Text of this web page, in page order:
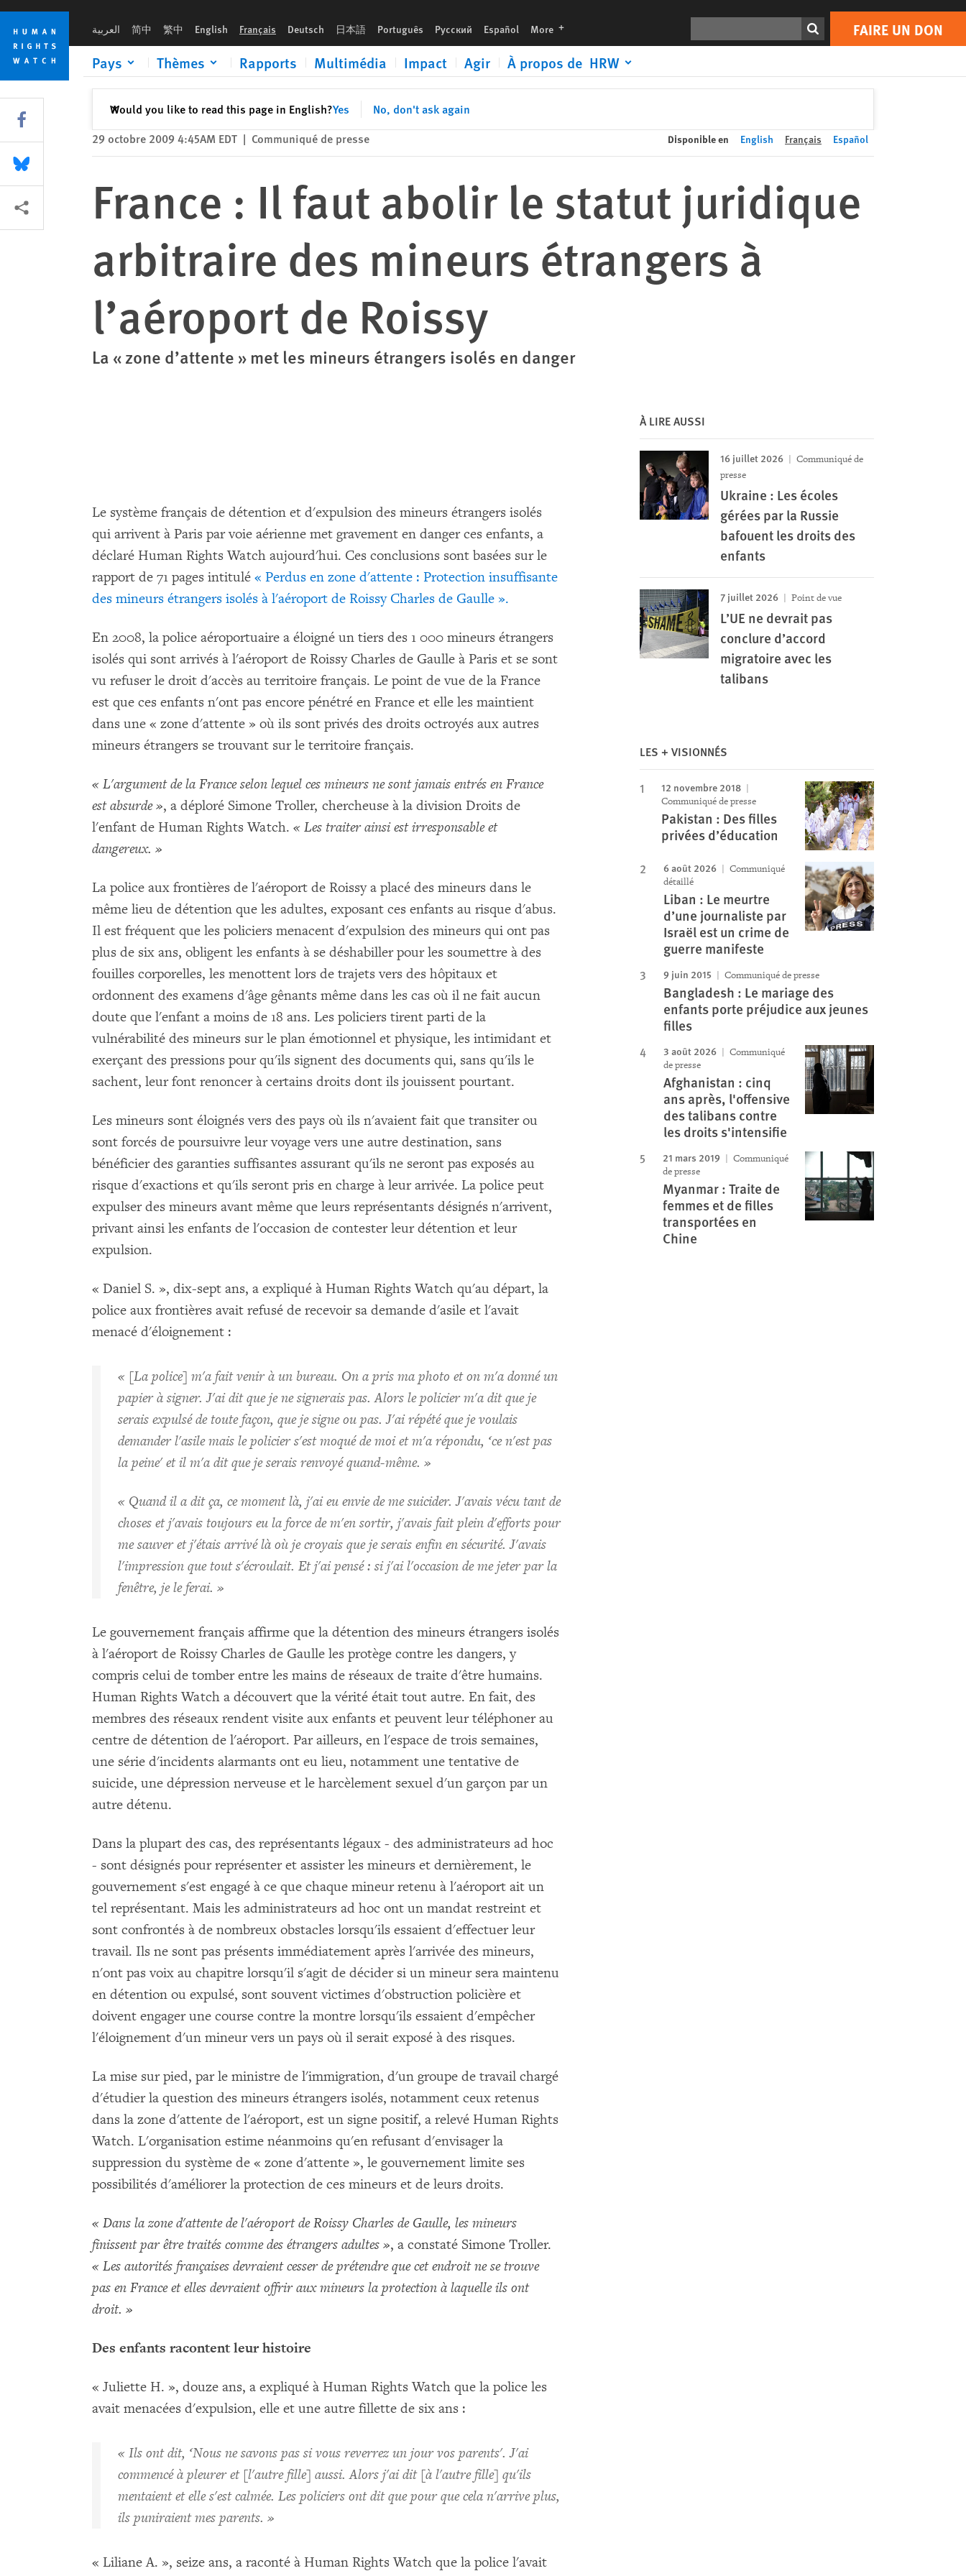
Skip
cookie
privacy
notice
Skip
main
content
العربية 简中 繁中 English Français Deutsch 日本語 Português Русский Español More languages FAIRE UN DON
Pays Thèmes Rapports Multimédia Impact Agir À propos de HRW
Would you like to read this page in English?Yes No, don't ask again
✕Fermer
Print FAIRE UN DON
29 octobre 2009 4:45AM EDT | Communiqué de presse Disponible en English Français Español
France : Il faut abolir le statut juridique
arbitraire des mineurs étrangers à
l’aéroport de Roissy
La « zone d’attente » met les mineurs étrangers isolés en danger
Le système français de détention et d'expulsion des mineurs étrangers isolés
qui arrivent à Paris par voie aérienne met gravement en danger ces enfants, a
déclaré Human Rights Watch aujourd'hui. Ces conclusions sont basées sur le
rapport de 71 pages intitulé « Perdus en zone d'attente : Protection insuffisante
des mineurs étrangers isolés à l'aéroport de Roissy Charles de Gaulle ».
En 2008, la police aéroportuaire a éloigné un tiers des 1 000 mineurs étrangers
isolés qui sont arrivés à l'aéroport de Roissy Charles de Gaulle à Paris et se sont
vu refuser le droit d'accès au territoire français. Le point de vue de la France
est que ces enfants n'ont pas encore pénétré en France et elle les maintient
dans une « zone d'attente » où ils sont privés des droits octroyés aux autres
mineurs étrangers se trouvant sur le territoire français.
« L'argument de la France selon lequel ces mineurs ne sont jamais entrés en France
est absurde », a déploré Simone Troller, chercheuse à la division Droits de
l'enfant de Human Rights Watch. « Les traiter ainsi est irresponsable et
dangereux. »
La police aux frontières de l'aéroport de Roissy a placé des mineurs dans le
même lieu de détention que les adultes, exposant ces enfants au risque d'abus.
Il est fréquent que les policiers menacent d'expulsion des mineurs qui ont pas
plus de six ans, obligent les enfants à se déshabiller pour les soumettre à des
fouilles corporelles, les menottent lors de trajets vers des hôpitaux et
ordonnent des examens d'âge gênants même dans les cas où il ne fait aucun
doute que l'enfant a moins de 18 ans. Les policiers tirent parti de la
vulnérabilité des mineurs sur le plan émotionnel et physique, les intimidant et
exerçant des pressions pour qu'ils signent des documents qui, sans qu'ils le
sachent, leur font renoncer à certains droits dont ils jouissent pourtant.
Les mineurs sont éloignés vers des pays où ils n'avaient fait que transiter ou
sont forcés de poursuivre leur voyage vers une autre destination, sans
bénéficier des garanties suffisantes assurant qu'ils ne seront pas exposés au
risque d'exactions et qu'ils seront pris en charge à leur arrivée. La police peut
expulser des mineurs avant même que leurs représentants désignés n'arrivent,
privant ainsi les enfants de l'occasion de contester leur détention et leur
expulsion.
« Daniel S. », dix-sept ans, a expliqué à Human Rights Watch qu'au départ, la
police aux frontières avait refusé de recevoir sa demande d'asile et l'avait
menacé d'éloignement :
« [La police] m'a fait venir à un bureau. On a pris ma photo et on m'a donné un
papier à signer. J'ai dit que je ne signerais pas. Alors le policier m'a dit que je
serais expulsé de toute façon, que je signe ou pas. J'ai répété que je voulais
demander l'asile mais le policier s'est moqué de moi et m'a répondu, ‘ce n'est pas
la peine' et il m'a dit que je serais renvoyé quand-même. »
« Quand il a dit ça, ce moment là, j'ai eu envie de me suicider. J'avais vécu tant de
choses et j'avais toujours eu la force de m'en sortir, j'avais fait plein d'efforts pour
me sauver et j'étais arrivé là où je croyais que je serais enfin en sécurité. J'avais
l'impression que tout s'écroulait. Et j'ai pensé : si j'ai l'occasion de me jeter par la
fenêtre, je le ferai. »
Le gouvernement français affirme que la détention des mineurs étrangers isolés
à l'aéroport de Roissy Charles de Gaulle les protège contre les dangers, y
compris celui de tomber entre les mains de réseaux de traite d'être humains.
Human Rights Watch a découvert que la vérité était tout autre. En fait, des
membres des réseaux rendent visite aux enfants et peuvent leur téléphoner au
centre de détention de l'aéroport. Par ailleurs, en l'espace de trois semaines,
une série d'incidents alarmants ont eu lieu, notamment une tentative de
suicide, une dépression nerveuse et le harcèlement sexuel d'un garçon par un
autre détenu.
Dans la plupart des cas, des représentants légaux - des administrateurs ad hoc
- sont désignés pour représenter et assister les mineurs et dernièrement, le
gouvernement s'est engagé à ce que chaque mineur retenu à l'aéroport ait un
tel représentant. Mais les administrateurs ad hoc ont un mandat restreint et
sont confrontés à de nombreux obstacles lorsqu'ils essaient d'effectuer leur
travail. Ils ne sont pas présents immédiatement après l'arrivée des mineurs,
n'ont pas voix au chapitre lorsqu'il s'agit de décider si un mineur sera maintenu
en détention ou expulsé, sont souvent victimes d'obstruction policière et
doivent engager une course contre la montre lorsqu'ils essaient d'empêcher
l'éloignement d'un mineur vers un pays où il serait exposé à des risques.
La mise sur pied, par le ministre de l'immigration, d'un groupe de travail chargé
d'étudier la question des mineurs étrangers isolés, notamment ceux retenus
dans la zone d'attente de l'aéroport, est un signe positif, a relevé Human Rights
Watch. L'organisation estime néanmoins qu'en refusant d'envisager la
suppression du système de « zone d'attente », le gouvernement limite ses
possibilités d'améliorer la protection de ces mineurs et de leurs droits.
« Dans la zone d'attente de l'aéroport de Roissy Charles de Gaulle, les mineurs
finissent par être traités comme des étrangers adultes », a constaté Simone Troller.
« Les autorités françaises devraient cesser de prétendre que cet endroit ne se trouve
pas en France et elles devraient offrir aux mineurs la protection à laquelle ils ont
droit. »
Des enfants racontent leur histoire
« Juliette H. », douze ans, a expliqué à Human Rights Watch que la police les
avait menacées d'expulsion, elle et une autre fillette de six ans :
« Ils ont dit, ‘Nous ne savons pas si vous reverrez un jour vos parents'. J'ai
commencé à pleurer et [l'autre fille] aussi. Alors j'ai dit [à l'autre fille] qu'ils
mentaient et elle s'est calmée. Les policiers ont dit que pour que cela n'arrive plus,
ils puniraient mes parents. »
« Liliane A. », seize ans, a raconté à Human Rights Watch que la police l'avait
À LIRE AUSSI
16 juillet 2026
Communiqué de
presse
Ukraine : Les écoles
gérées par la Russie
bafouent les droits des
enfants
7 juillet 2026 Point de vue
L’UE ne devrait pas
conclure d’accord
migratoire avec les
talibans
LES + VISIONNÉS
12 novembre 2018
Communiqué de presse
Pakistan : Des filles
privées d’éducation
6 août 2026
Communiqué
détaillé
Liban : Le meurtre
d’une journaliste par
Israël est un crime de
guerre manifeste
9 juin 2015 Communiqué de presse
Bangladesh : Le mariage des
enfants porte préjudice aux jeunes
filles
3 août 2026
Communiqué
de presse
Afghanistan : cinq
ans après, l'offensive
des talibans contre
les droits s'intensifie
21 mars 2019
Communiqué
de presse
Myanmar : Traite de
femmes et de filles
transportées en
Chine
Share this via Facebook
Share this via Bluesky
Share this via Partagez